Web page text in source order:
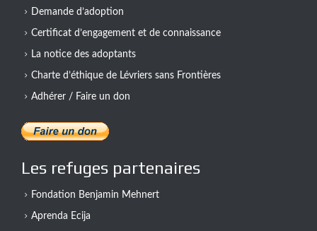
Demande d’adoption
Certificat d’engagement et de connaissance
La notice des adoptants
Charte d’éthique de Lévriers sans Frontières
Adhérer / Faire un don
Les refuges partenaires
Fondation Benjamin Mehnert
Aprenda Ecija